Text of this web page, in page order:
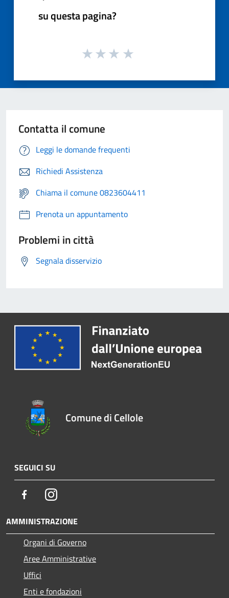
su questa pagina?
Contatta il comune
Leggi le domande frequenti
Richiedi Assistenza
Chiama il comune 0823604411
Prenota un appuntamento
Problemi in città
Segnala disservizio
Comune di Cellole
SEGUICI SU
FacebookInstagram
AMMINISTRAZIONE
Organi di Governo
Aree Amministrative
Uffici
Enti e fondazioni